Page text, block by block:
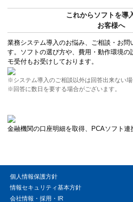
これからソフトを導
お客様へ
業務システム導入のお悩み、ご相談・お問
す。ソフトの選び方や、費用・動作環境
モ受付もお受けしております。
※システム導入のご相談以外は回答出来ない場
※回答に数日を要する場合がございます。
金融機関の口座明細を取得、PCAソフト
個人情報保護方針
情報セキュリティ基本方針
会社情報・採用・IR